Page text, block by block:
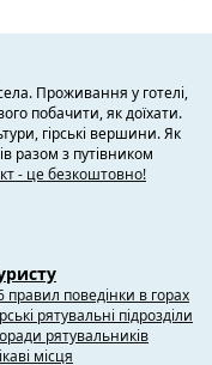
Проживання у готелі,
побачити, як доїхати.
гірські вершини. Як
разом з путівником
- це безкоштовно!
правил поведінки в горах
рятувальні підрозділи
рятувальників
місця